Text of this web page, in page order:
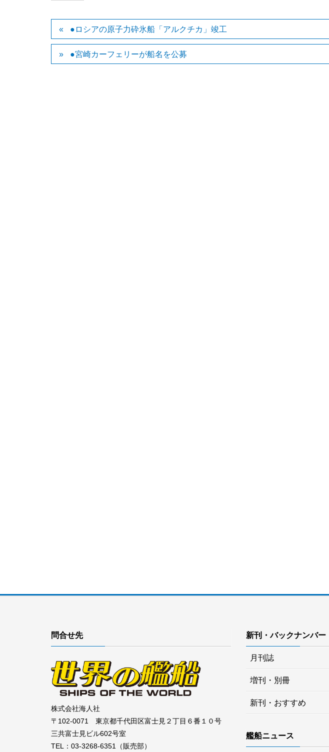
●ロシアの原子力砕氷船「アルクチカ」竣工
●宮崎カーフェリーが船名を公募
問合せ先
株式会社海人社
〒102-0071 東京都千代田区富士見２丁目６番１０号
三共富士見ビル602号室
TEL：03-3268-6351（販売部）
新刊・バックナンバー
月刊誌
増刊・別冊
新刊・おすすめ
艦船ニュース